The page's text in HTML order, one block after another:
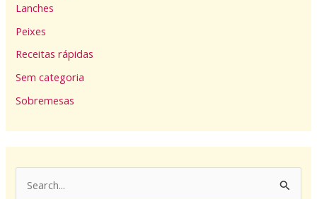
Lanches
Peixes
Receitas rápidas
Sem categoria
Sobremesas